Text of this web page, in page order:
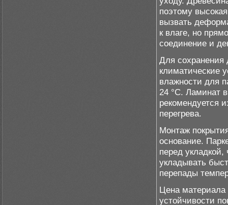
поэтому
вызвать
к влаге, но
соединение и
Для сохранения
климатические
влажности для
24 °C. Ламинат
рекомендуется
перегрева.
Монтаж
основание.
перед
укладывать
перепады
Цена материала
устойчивости